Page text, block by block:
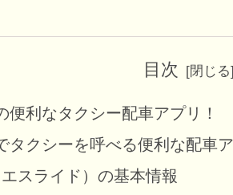
目次
便利なタクシー配車アプリ！
タクシーを呼べる便利な配車
スライド）の基本情報